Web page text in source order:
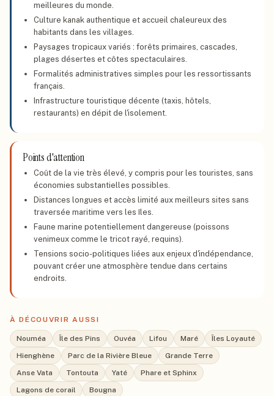
meilleures du monde.
Culture kanak authentique et accueil chaleureux des
habitants dans les villages.
Paysages tropicaux variés : forêts primaires, cascades,
plages désertes et côtes spectaculaires.
Formalités administratives simples pour les ressortissants
français.
Infrastructure touristique décente (taxis, hôtels,
restaurants) en dépit de l'isolement.
Points d'attention
Coût de la vie très élevé, y compris pour les touristes, sans
économies substantielles possibles.
Distances longues et accès limité aux meilleurs sites sans
traversée maritime vers les îles.
Faune marine potentiellement dangereuse (poissons
venimeux comme le tricot rayé, requins).
Tensions socio-politiques liées aux enjeux d'indépendance,
pouvant créer une atmosphère tendue dans certains
endroits.
À DÉCOUVRIR AUSSI
Nouméa Île des Pins Ouvéa Lifou Maré
Îles Loyauté
Hienghène
Parc de la Rivière Bleue
Grande Terre
Anse Vata
Tontouta Yaté
Phare et Sphinx
Lagons de corail
Bougna